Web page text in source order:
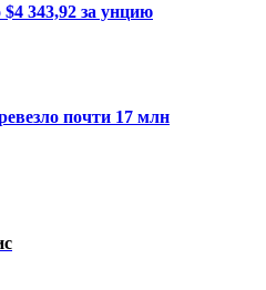
343,92 за унцию
почти 17 млн